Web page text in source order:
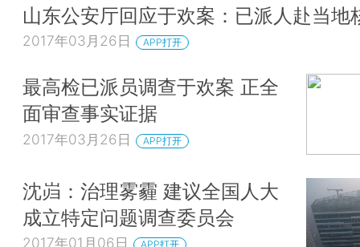
山东公安厅回应于欢案：已派人赴当地
2017年03月26日 APP打开
最高检已派员调查于欢案 正全
面审查事实证据
2017年03月26日 APP打开
沈岿：治理雾霾 建议全国人大
成立特定问题调查委员会
2017年01月06日 APP打开